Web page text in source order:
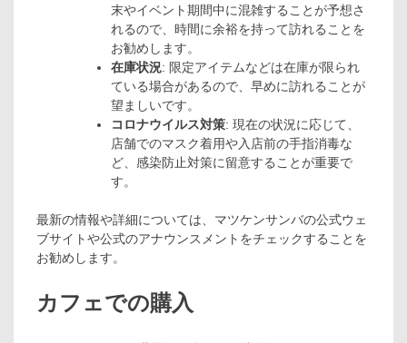
末やイベント期間中に混雑することが予想さ
れるので、時間に余裕を持って訪れることを
お勧めします。
在庫状況: 限定アイテムなどは在庫が限られ
ている場合があるので、早めに訪れることが
望ましいです。
コロナウイルス対策: 現在の状況に応じて、
店舗でのマスク着用や入店前の手指消毒な
ど、感染防止対策に留意することが重要で
す。
最新の情報や詳細については、マツケンサンバの公式ウェ
ブサイトや公式のアナウンスメントをチェックすることを
お勧めします。
カフェでの購入